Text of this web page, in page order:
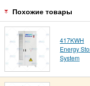
Похожие товары
417KWH
Energy
System